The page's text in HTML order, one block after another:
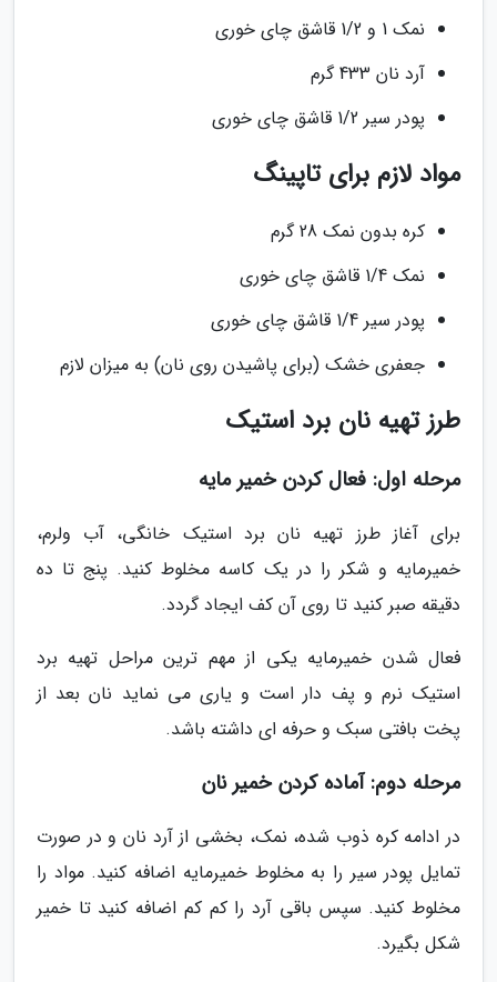
نمک 1 و 1/2 قاشق چای خوری
آرد نان 433 گرم
پودر سیر 1/2 قاشق چای خوری
مواد لازم برای تاپینگ
کره بدون نمک 28 گرم
نمک 1/4 قاشق چای خوری
پودر سیر 1/4 قاشق چای خوری
جعفری خشک (برای پاشیدن روی نان) به میزان لازم
طرز تهیه نان برد استیک
مرحله اول: فعال کردن خمیر مایه
برای آغاز طرز تهیه نان برد استیک خانگی، آب ولرم،
خمیرمایه و شکر را در یک کاسه مخلوط کنید. پنج تا ده
دقیقه صبر کنید تا روی آن کف ایجاد گردد.
فعال شدن خمیرمایه یکی از مهم ترین مراحل تهیه برد
استیک نرم و پف دار است و یاری می نماید نان بعد از
پخت بافتی سبک و حرفه ای داشته باشد.
مرحله دوم: آماده کردن خمیر نان
در ادامه کره ذوب شده، نمک، بخشی از آرد نان و در صورت
تمایل پودر سیر را به مخلوط خمیرمایه اضافه کنید. مواد را
مخلوط کنید. سپس باقی آرد را کم کم اضافه کنید تا خمیر
شکل بگیرد.